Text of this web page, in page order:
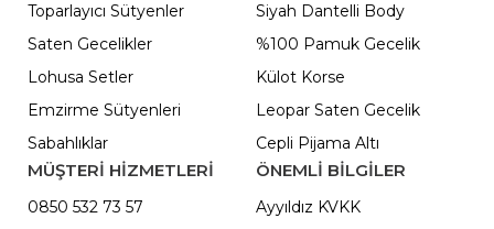
Toparlayıcı Sütyenler
Saten Gecelikler
Lohusa Setler
Emzirme Sütyenleri
Sabahlıklar
Siyah Dantelli Body
%100 Pamuk Gecelik
Külot Korse
Leopar Saten Gecelik
Cepli Pijama Altı
MÜŞTERİ HİZMETLERİ
0850 532 73 57
ÖNEMLI BILGILER
Ayyıldız KVKK